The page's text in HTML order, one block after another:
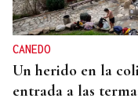
CANEDO
Un herido en la
entrada a las